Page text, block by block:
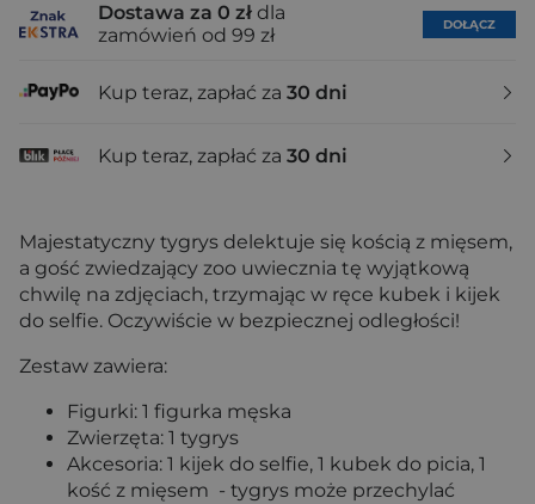
Dostawa za 0 zł dla
zamówień od 99 zł
DOŁĄCZ
Kup teraz, zapłać za 30 dni
Kup teraz, zapłać za 30 dni
Majestatyczny tygrys delektuje się kością z mięsem,
a gość zwiedzający zoo uwiecznia tę wyjątkową
chwilę na zdjęciach, trzymając w ręce kubek i kijek
do selfie. Oczywiście w bezpiecznej odległości!
Zestaw zawiera:
Figurki: 1 figurka męska
Zwierzęta: 1 tygrys
Akcesoria: 1 kijek do selfie, 1 kubek do picia, 1
kość z mięsem - tygrys może przechylać